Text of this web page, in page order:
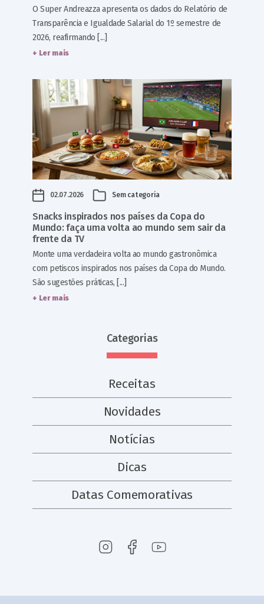
O Super Andreazza apresenta os dados do Relatório de
Transparência e Igualdade Salarial do 1º semestre de
2026, reafirmando [...]
+ Ler mais
02.07.2026 Sem categoria
Snacks inspirados nos países da Copa do
Mundo: faça uma volta ao mundo sem sair da
frente da TV
Monte uma verdadeira volta ao mundo gastronômica
com petiscos inspirados nos países da Copa do Mundo.
São sugestões práticas, [...]
+ Ler mais
Categorias
Receitas
Novidades
Notícias
Dicas
Datas Comemorativas